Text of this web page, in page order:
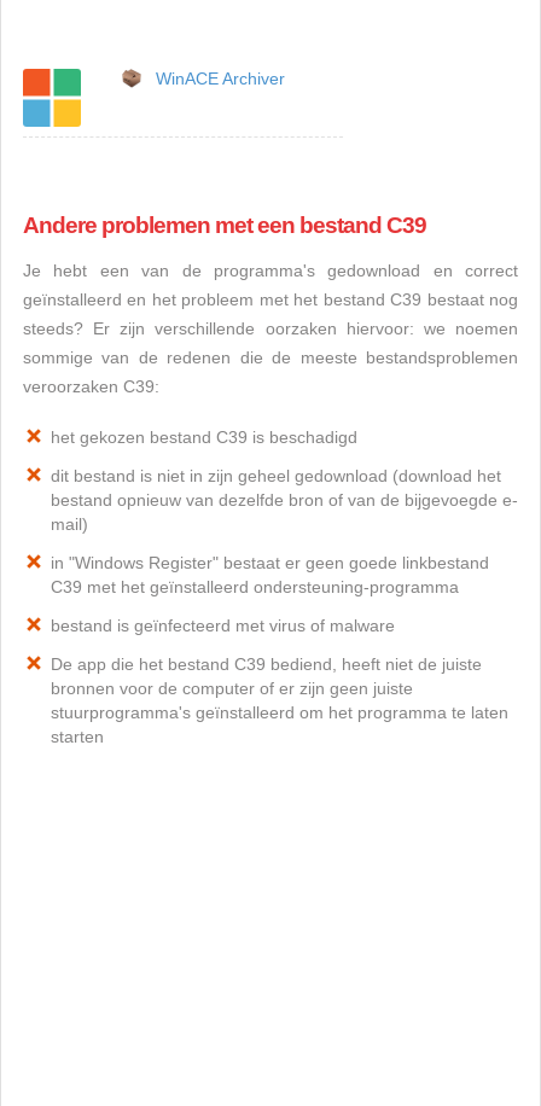
WinACE Archiver
Andere problemen met een bestand C39
Je hebt een van de programma's gedownload en correct
geïnstalleerd en het probleem met het bestand C39 bestaat nog
steeds? Er zijn verschillende oorzaken hiervoor: we noemen
sommige van de redenen die de meeste bestandsproblemen
veroorzaken C39:
het gekozen bestand C39 is beschadigd
dit bestand is niet in zijn geheel gedownload (download het
bestand opnieuw van dezelfde bron of van de bijgevoegde e-
mail)
in "Windows Register" bestaat er geen goede linkbestand
C39 met het geïnstalleerd ondersteuning-programma
bestand is geïnfecteerd met virus of malware
De app die het bestand C39 bediend, heeft niet de juiste
bronnen voor de computer of er zijn geen juiste
stuurprogramma's geïnstalleerd om het programma te laten
starten